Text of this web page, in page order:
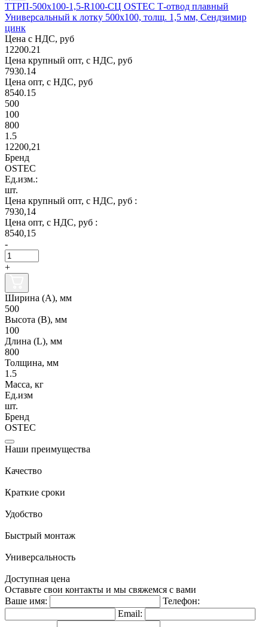
ТТРП-500х100-1,5-R100-СЦ OSTEC Т-отвод плавный
Универсальный к лотку 500х100, толщ. 1,5 мм, Сендзимир
цинк
Цена с НДС, руб
12200.21
Цена крупный опт, с НДС, руб
7930.14
Цена опт, с НДС, руб
8540.15
500
100
800
1.5
12200,21
Бренд
OSTEC
Ед.изм.:
шт.
Цена крупный опт, с НДС, руб :
7930,14
Цена опт, с НДС, руб :
8540,15
-
+
Ширина (А), мм
500
Высота (В), мм
100
Длина (L), мм
800
Толщина, мм
1.5
Масса, кг
Ед.изм
шт.
Бренд
OSTEC
Наши преимущества
Качество
Краткие сроки
Удобство
Быстрый монтаж
Универсальность
Доступная цена
Оставьте свои контакты и мы свяжемся с вами
Ваше имя:
Телефон:
Email: